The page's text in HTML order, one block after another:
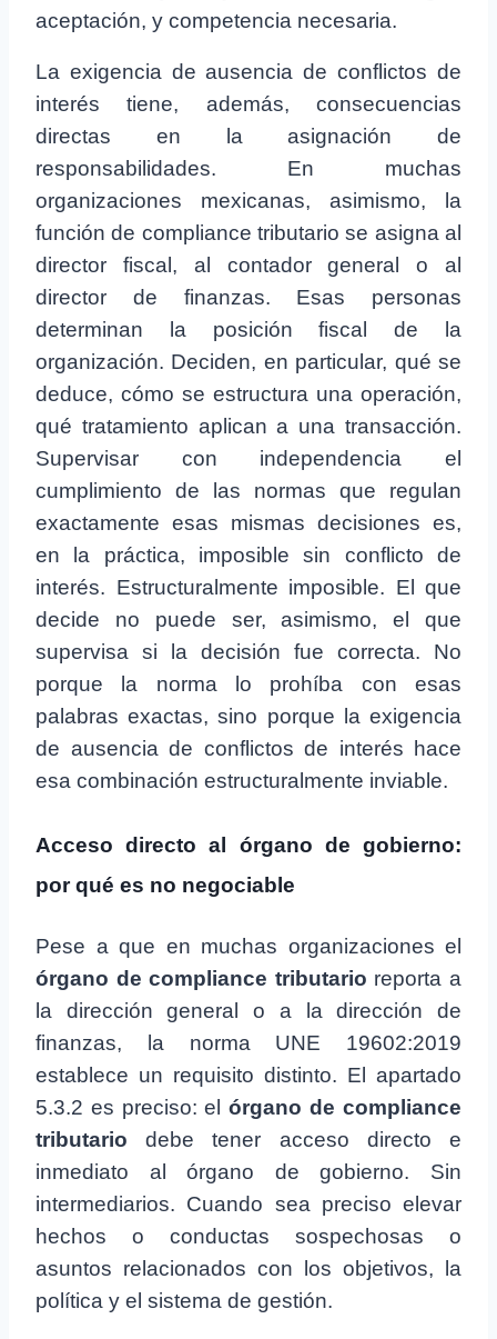
aceptación, y competencia necesaria.
La exigencia de ausencia de conflictos de
interés tiene, además, consecuencias
directas en la asignación de
responsabilidades. En muchas
organizaciones mexicanas, asimismo, la
función de compliance tributario se asigna al
director fiscal, al contador general o al
director de finanzas. Esas personas
determinan la posición fiscal de la
organización. Deciden, en particular, qué se
deduce, cómo se estructura una operación,
qué tratamiento aplican a una transacción.
Supervisar con independencia el
cumplimiento de las normas que regulan
exactamente esas mismas decisiones es,
en la práctica, imposible sin conflicto de
interés. Estructuralmente imposible. El que
decide no puede ser, asimismo, el que
supervisa si la decisión fue correcta. No
porque la norma lo prohíba con esas
palabras exactas, sino porque la exigencia
de ausencia de conflictos de interés hace
esa combinación estructuralmente inviable.
Acceso directo al órgano de gobierno:
por qué es no negociable
Pese a que en muchas organizaciones el
órgano de compliance tributario reporta a
la dirección general o a la dirección de
finanzas, la norma UNE 19602:2019
establece un requisito distinto. El apartado
5.3.2 es preciso: elórgano de compliance
tributario debe tener acceso directo e
inmediato al órgano de gobierno. Sin
intermediarios. Cuando sea preciso elevar
hechos o conductas sospechosas o
asuntos relacionados con los objetivos, la
política y el sistema de gestión.